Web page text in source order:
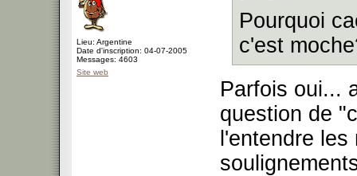
Lieu: Argentine
Date d'inscription: 04-07-2005
Messages: 4603
Site web
Pourquoi
c'est
Parfois oui...
question de
l'entendre